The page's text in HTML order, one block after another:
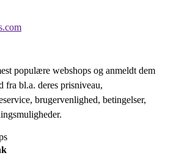
populære webshops og anmeldt dem
fra bl.a. deres prisniveau,
brugervenlighed, betingelser,